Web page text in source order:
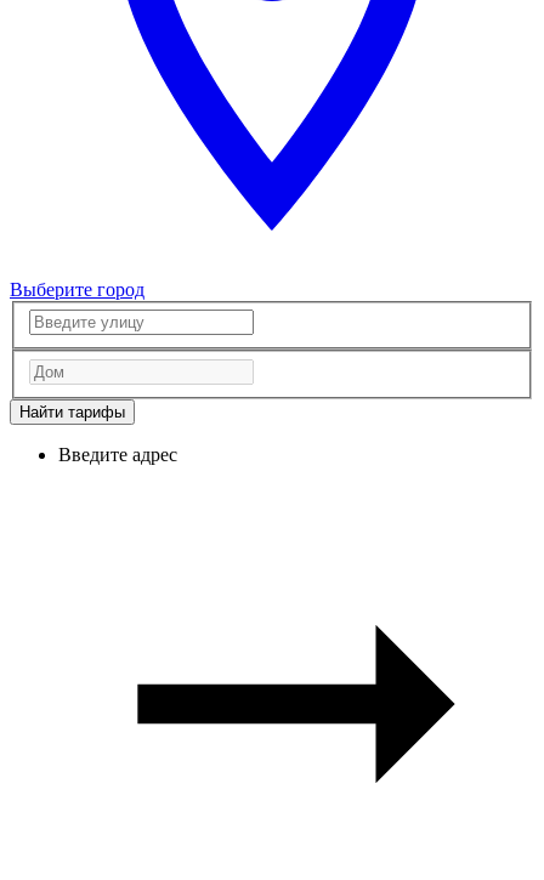
Выберите город
Найти тарифы
Введите адрес